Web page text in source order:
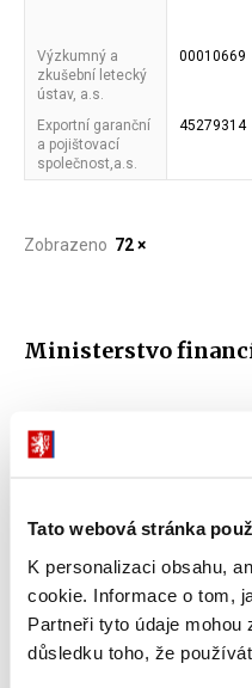
Tato webová stránka
K personalizaci obsahu,
cookie. Informace o tom,
Partneři tyto údaje
důsledku toho, že
Výzkumný a
zkušební letecký
ústav, a.s.
00010669
Exportní garanční
a pojištovací
společnost,a.s.
45279314
Zobrazeno 72 ×
Ministerstvo financí
IČO 00006947
ID Datové
xzeaauv